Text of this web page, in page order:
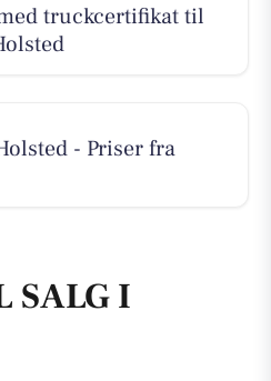
truckcertifikat til
- Priser fra
SALG I